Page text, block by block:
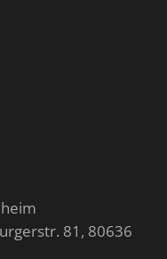
81, 80636